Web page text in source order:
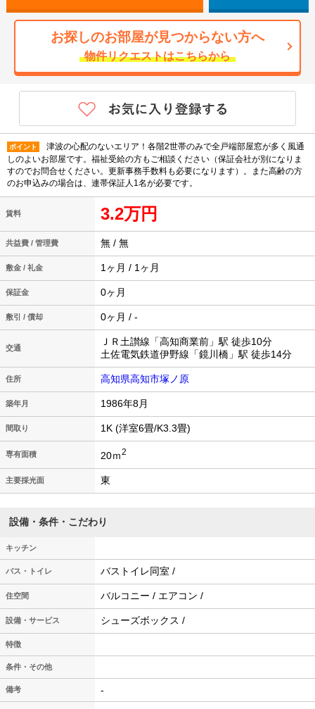
お探しのお部屋が見つからない方へ
物件リクエストはこちらから
ポイント
津波の心配のないエリア！各階2世帯のみで全戸端部屋窓が多く風通
しのよいお部屋です。福祉受給の方もご相談ください（保証会社が別になりま
すのでお問合せください。更新事務手数料も必要になります）。また高齢の方
のお申込みの場合は、連帯保証人1名が必要です。
賃料 3.2万円
共益費 / 管理費 無 / 無
敷金 / 礼金 1ヶ月 / 1ヶ月
保証金 0ヶ月
敷引 / 償却 0ヶ月 / -
交通
ＪＲ土讃線「高知商業前」駅 徒歩10分
土佐電気鉄道伊野線「鏡川橋」駅 徒歩14分
住所 高知県高知市塚ノ原
築年月 1986年8月
間取り 1K (洋室6畳/K3.3畳)
専有面積 20ｍ2
主要採光面 東
設備・条件・こだわり
キッチン
バス・トイレ バストイレ同室 /
住空間 バルコニー / エアコン /
設備・サービス シューズボックス /
特徴
条件・その他
備考 -